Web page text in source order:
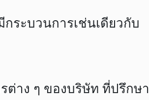
ระบวนการเช่นเดียวกับ
าง ๆ ของบริษัท ที่ปรึกษา